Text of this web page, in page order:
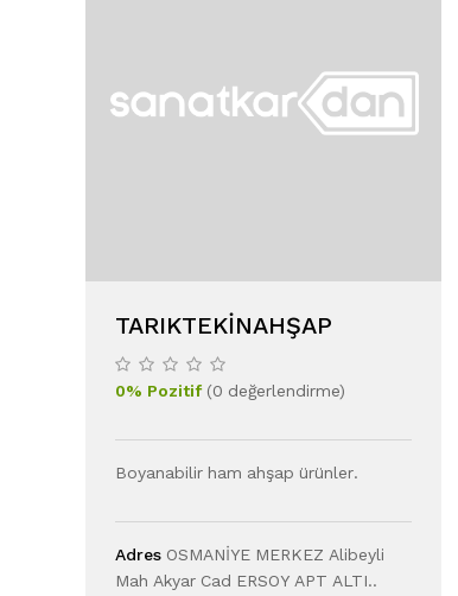
TARIKTEKINAHŞAP
0% Pozitif(0 değerlendirme)
Boyanabilir ham ahşap ürünler.
Adres OSMANİYE MERKEZ Alibeyli
Mah Akyar Cad ERSOY APT ALTI..